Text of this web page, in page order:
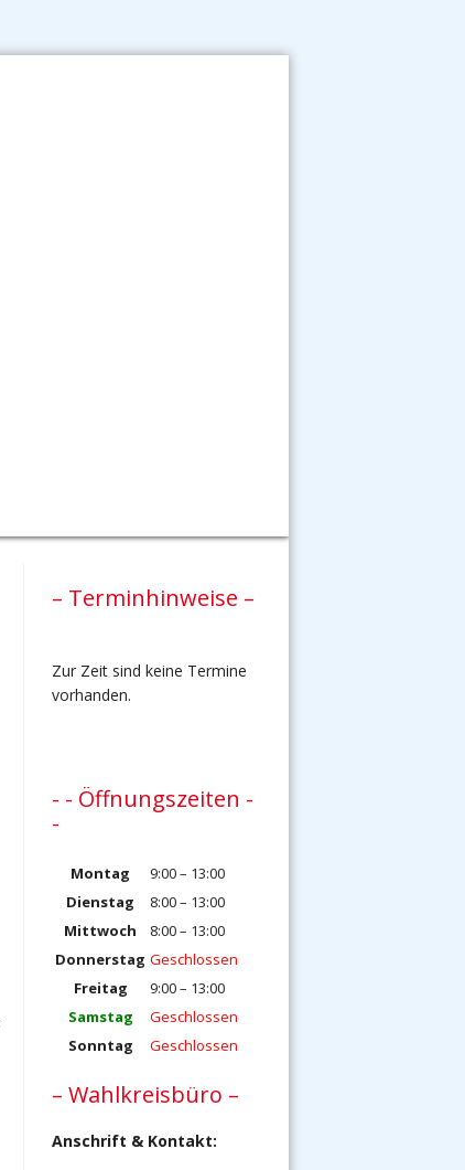
– Terminhinweise –
Zur Zeit sind keine Termine
vorhanden.
- - Öffnungszeiten -
-
Montag
9:00 – 13:00
Dienstag
8:00 – 13:00
Mittwoch
8:00 – 13:00
Donnerstag Geschlossen
Freitag
9:00 – 13:00
Samstag
Geschlossen
Sonntag
Geschlossen
– Wahlkreisbüro –
Anschrift & Kontakt: